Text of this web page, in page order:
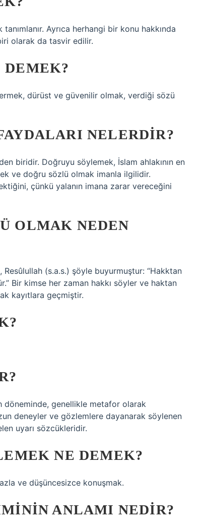
Ayrıca herhangi bir konu hakkında
olarak da tasvir edilir.
DEMEK?
dürüst ve güvenilir olmak, verdiği sözü
NELERDIR?
biridir. Doğruyu söylemek, İslam ahlakının en
ve doğru sözlü olmak imanla ilgilidir.
çünkü yalanın imana zarar vereceğini
OLMAK NEDEN
(s.a.s.) şöyle buyurmuştur: “Hakktan
Bir kimse her zaman hakkı söyler ve haktan
kayıtlara geçmiştir.
döneminde, genellikle metafor olarak
deneyler ve gözlemlere dayanarak söylenen
uyarı sözcükleridir.
NE DEMEK?
ve düşüncesizce konuşmak.
ANLAMI NEDIR?